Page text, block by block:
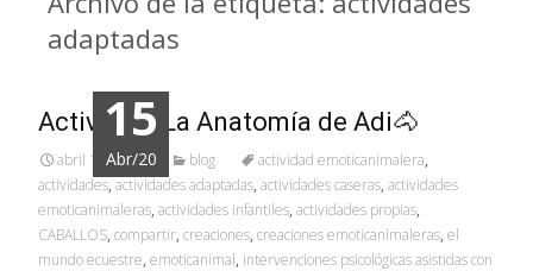
adaptadas
15
Abr/20
Actividad: La Anatomía de Adi🐴
abril 15, 2020 blog actividad emoticanimalera,
actividades, actividades adaptadas, actividades caseras, actividades
emoticanimaleras, actividades infantiles, actividades propias,
CABALLOS, compartir, creaciones, creaciones emoticanimaleras, el
mundo ecuestre, emoticanimal, intervenciones psicológicas asistidas con